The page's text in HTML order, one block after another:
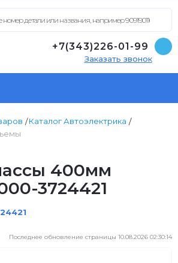
+7(343)226-01-99
Заказать звонок
Каталог Автоэлектрика
400мм
3724421
Последнее обновление страницы 10.08.2026 02:30:14